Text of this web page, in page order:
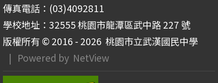
傳真電話：(03)4092811
學校地址：32555 桃園市龍潭區武中路 227 號
版權所有 © 2016 - 2026 桃園市立武漢國民中學
| Powered by NetView